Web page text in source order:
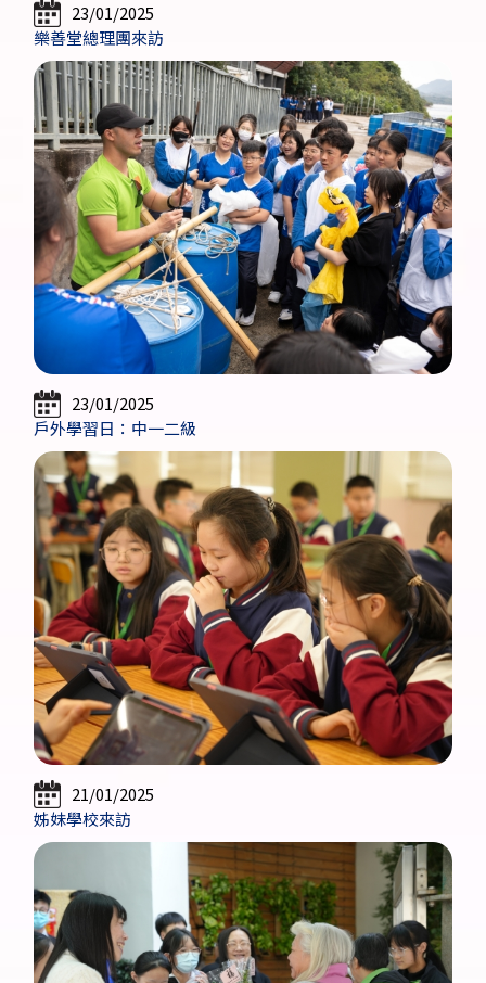
23/01/2025
樂善堂總理團來訪
23/01/2025
戶外學習日：中一二級
21/01/2025
姊妹學校來訪